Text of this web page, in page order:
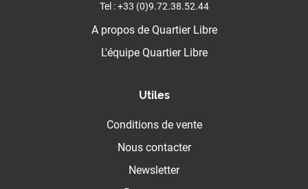
Tel : +33 (0)9.72.38.52.44
A propos de Quartier Libre
L'équipe Quartier Libre
Utiles
Conditions de vente
Nous contacter
Newsletter